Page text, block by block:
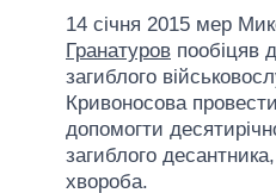
ВСІ ПЕРСОНИ
14 січня 2015 мер
Гранатуров пообіцяв
загиблого
Кривоносова
допомогти
загиблого
хвороба.